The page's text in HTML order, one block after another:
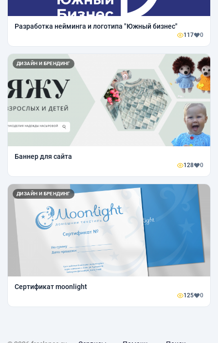
Разработка нейминга и логотипа "Южный бизнес"
117 0
ДИЗАЙН И БРЕНДИНГ
Баннер для сайта
128 0
ДИЗАЙН И БРЕНДИНГ
Сертификат moonlight
125 0